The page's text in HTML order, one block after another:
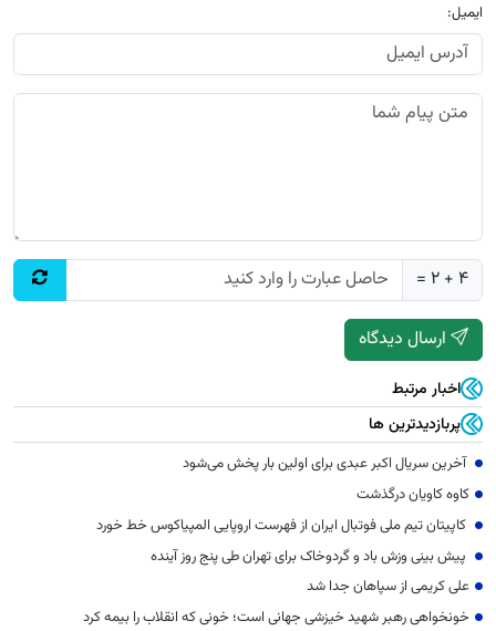
ایمیل:
4 + 2 =
اخبار مرتبط
پربازدیدترین ها
آخرین سریال اکبر عبدی برای اولین بار پخش می‌شود
کاوه کاویان درگذشت
کاپیتان تیم ملی فوتبال ایران از فهرست اروپایی المپیاکوس خط خورد
پیش بینی وزش باد و گردوخاک برای تهران طی پنج روز آینده
علی کریمی از سپاهان جدا شد
خونخواهی رهبر شهید خیزشی جهانی است؛ خونی که انقلاب را بیمه کرد